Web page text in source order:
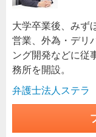
大学卒業後、みず
営業、外為・デリ
ング開発などに従
務所を開設。
弁護士法人ステラ